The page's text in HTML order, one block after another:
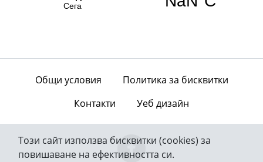
Общи условия
Политика за бисквитки
Контакти
Уеб дизайн
Този сайт използва бисквитки (cookies) за
повишаване на ефективността си.